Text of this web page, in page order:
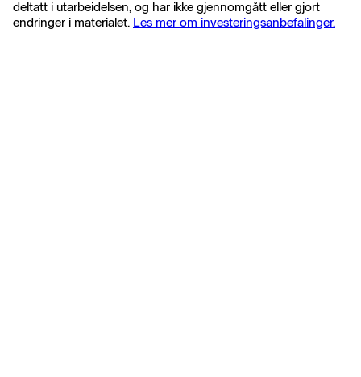
deltatt i utarbeidelsen, og har ikke gjennomgått eller gjort
endringer i materialet. Les mer om investeringsanbefalinger.